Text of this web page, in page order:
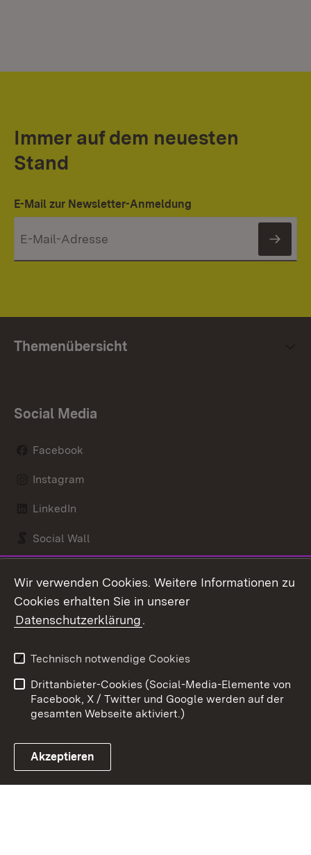
Immer auf dem neuesten
Stand
E-Mail zur Newsletter-Anmeldung
Themenübersicht
Social Media
Facebook
Instagram
LinkedIn
Social Wall
Link zum Landesportal
Kontakt
Barrierefreiheit
Impressum
Cookies
Wir verwenden Cookies. Weitere Informationen zu
Cookies erhalten Sie in unserer
Datenschutzerklärung.
Technisch notwendige Cookies
Drittanbieter-Cookies (Social-Media-Elemente von
Facebook, X / Twitter und Google werden auf der
gesamten Webseite aktiviert.)
Akzeptieren